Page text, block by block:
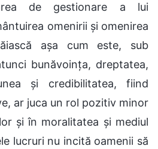
de gestionare a lui
omenirii și omenirea
așa cum este, sub
bunăvoința, dreptatea,
și credibilitatea, fiind
ar juca un rol pozitiv minor
și în moralitatea și mediul
lucruri nu incită oamenii să